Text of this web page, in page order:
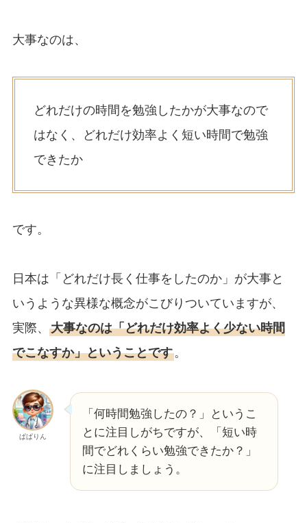
大事なのは、
どれだけの時間を勉強したかが大事なので
はなく、どれだけ効率よく短い時間で勉強
できたか
です。
日本は「どれだけ長く仕事をしたのか」が大事と
いうような異様な概念がこびりついていますが、
実際、 大事なのは「どれだけ効率よく少ない時間
でこなすか」ということです。
ぱぱりん
「何時間勉強したの？」というこ
とに注目しがちですが、「短い時
間でどれくらい勉強できたか？」
に注目しましょう。